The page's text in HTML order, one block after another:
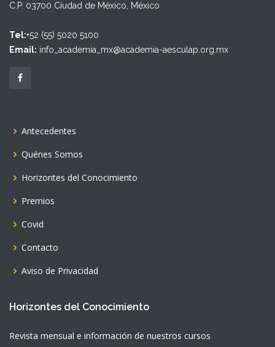
C.P. 03700 Ciudad de México, México
Tel:+52 (55) 5020 5100
Email: info_academia_mx@academia-aesculap.org.mx
Antecedentes
Quénes Somos
Horizontes del Conocimiento
Premios
Covid
Contacto
Aviso de Privacidad
Horizontes del Conocimiento
Revista mensual e información de nuestros cursos